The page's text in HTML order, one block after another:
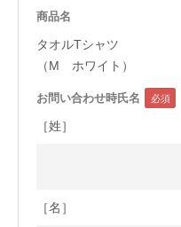
会員サービス
店舗リスト
ヘルプ
大量購入・法人向けの購入の方は
商品名
タオルTシャツ
（M ホワイト）
お問い合わせ時氏名
［姓］
［名］